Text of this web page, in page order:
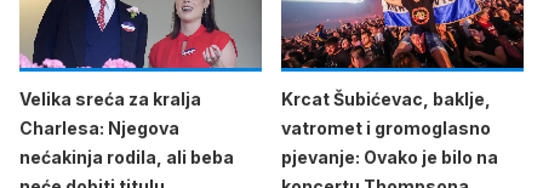
Velika sreća za kralja
Charlesa: Njegova
nećakinja rodila, ali beba
Krcat Šubićevac, baklje,
vatromet i gromoglasno
pjevanje: Ovako je bilo na